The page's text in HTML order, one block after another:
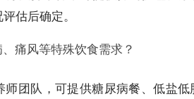
估后确定。
痛风等特殊饮食需求？
师团队，可提供糖尿病餐、低盐